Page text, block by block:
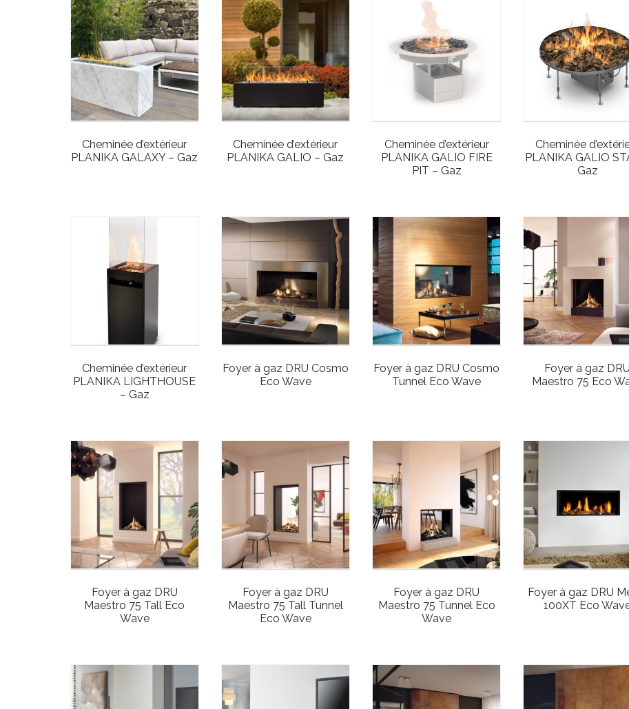
Cheminée d’extérieur
PLANIKA GALAXY – Gaz
Cheminée d’extérieur
PLANIKA GALIO – Gaz
Cheminée d’extérieur
PLANIKA GALIO FIRE
PIT – Gaz
Cheminée
PLANIKA GALIO
Gaz
Cheminée d’extérieur
PLANIKA LIGHTHOUSE
– Gaz
Foyer à gaz DRU Cosmo
Eco Wave
Foyer à gaz DRU Cosmo
Tunnel Eco Wave
Foyer à gaz DRU
Maestro 75 Eco
Foyer à gaz DRU
Maestro 75 Tall Eco
Wave
Foyer à gaz DRU
Maestro 75 Tall Tunnel
Eco Wave
Foyer à gaz DRU
Maestro 75 Tunnel Eco
Wave
Foyer à gaz DRU
100XT Eco